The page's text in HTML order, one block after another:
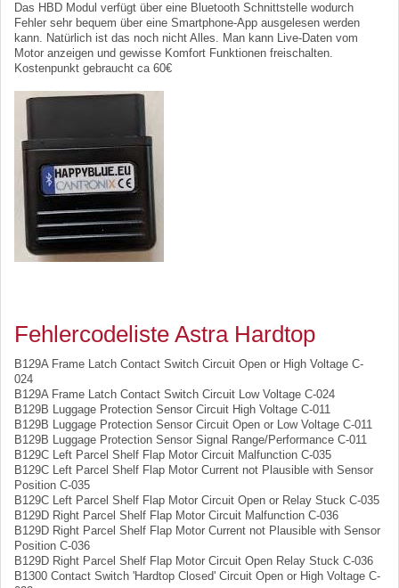
Das HBD Modul verfügt über eine Bluetooth Schnittstelle wodurch
Fehler sehr bequem über eine Smartphone-App ausgelesen werden
kann. Natürlich ist das noch nicht Alles. Man kann Live-Daten vom
Motor anzeigen und gewisse Komfort Funktionen freischalten.
Kostenpunkt gebraucht ca 60€
Fehlercodeliste Astra Hardtop
B129A Frame Latch Contact Switch Circuit Open or High Voltage C-
024
B129A Frame Latch Contact Switch Circuit Low Voltage C-024
B129B Luggage Protection Sensor Circuit High Voltage C-011
B129B Luggage Protection Sensor Circuit Open or Low Voltage C-011
B129B Luggage Protection Sensor Signal Range/Performance C-011
B129C Left Parcel Shelf Flap Motor Circuit Malfunction C-035
B129C Left Parcel Shelf Flap Motor Current not Plausible with Sensor
Position C-035
B129C Left Parcel Shelf Flap Motor Circuit Open or Relay Stuck C-035
B129D Right Parcel Shelf Flap Motor Circuit Malfunction C-036
B129D Right Parcel Shelf Flap Motor Current not Plausible with Sensor
Position C-036
B129D Right Parcel Shelf Flap Motor Circuit Open Relay Stuck C-036
B1300 Contact Switch 'Hardtop Closed' Circuit Open or High Voltage C-